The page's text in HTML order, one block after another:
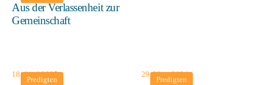
Aus der Verlassenheit zur
Gemeinschaft
Predigten
18. April 2025
Predigten
29. März 2024